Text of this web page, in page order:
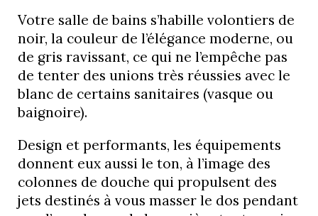
Votre salle de bains s’habille volontiers de
noir, la couleur de l’élégance moderne, ou
de gris ravissant, ce qui ne l’empêche pas
de tenter des unions très réussies avec le
blanc de certains sanitaires (vasque ou
baignoire).
Design et performants, les équipements
donnent eux aussi le ton, à l’image des
colonnes de douche qui propulsent des
jets destinés à vous masser le dos pendant